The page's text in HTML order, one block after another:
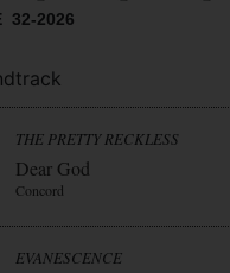
32-2026
track
THE PRETTY RECKLESS
Dear God
Concord
EVANESCENCE